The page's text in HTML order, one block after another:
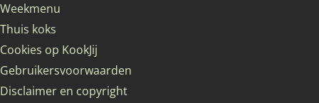
Weekmenu
Thuis koks
Cookies op KookJij
Gebruikersvoorwaarden
Disclaimer en copyright